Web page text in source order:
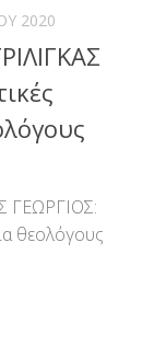
2020
ΓΕΩΡΓΙΟΣ:
θεολόγους